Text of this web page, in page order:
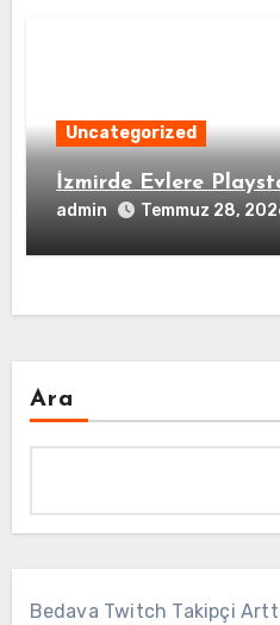
Uncategorized
İzmirde Evlere
admin Temmuz 28,
Ara
Bedava Twitch Takipçi